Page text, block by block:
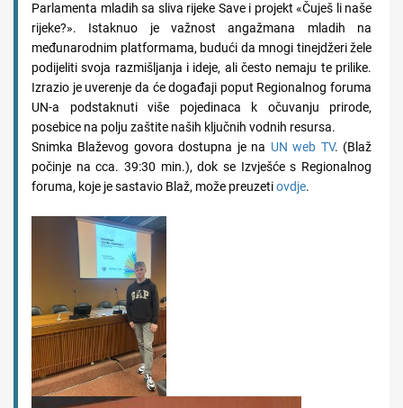
Parlamenta mladih sa sliva rijeke Save i projekt «Čuješ li naše
rijeke?». Istaknuo je važnost angažmana mladih na
međunarodnim platformama, budući da mnogi tinejdžeri žele
podijeliti svoja razmišljanja i ideje, ali često nemaju te prilike.
Izrazio je uverenje da će događaji poput Regionalnog foruma
UN-a podstaknuti više pojedinaca k očuvanju prirode,
posebice na polju zaštite naših ključnih vodnih resursa.
Snimka Blaževog govora dostupna je na UN web TV. (Blaž
počinje na cca. 39:30 min.), dok se Izvješće s Regionalnog
foruma, koje je sastavio Blaž, može preuzetiovdje.